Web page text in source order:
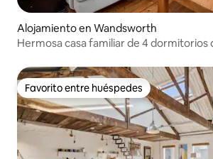
Alojamiento en Wandsworth
Hermosa casa familiar de 4 dormitorios
Favorito entre huéspedes
Favorito entre huéspedes